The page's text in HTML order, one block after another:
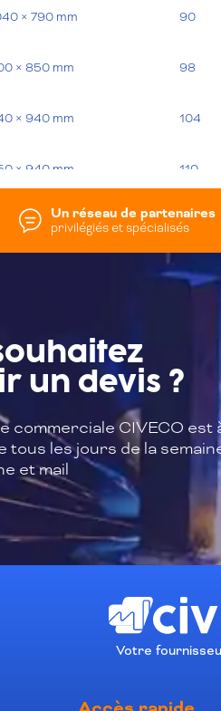
× 790 mm 90
× 850 mm 98
× 940 mm 104
× 940 mm 110
× 940 mm 130
140
Un réseau de partenaires
privilégiés et spécialisés
un devis ?
commerciale CIVECO est
tous les jours de la
et mail
Votre